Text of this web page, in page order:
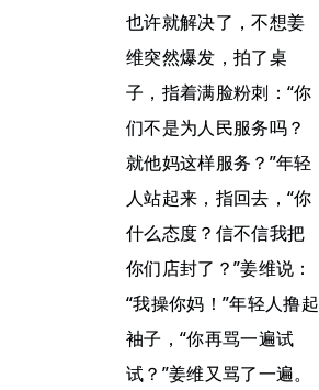
也许就解决了，不想姜
维突然爆发，拍了桌
子，指着满脸粉刺：“你
们不是为人民服务吗？
就他妈这样服务？”年轻
人站起来，指回去，“你
什么态度？信不信我把
你们店封了？”姜维说：
“我操你妈！”年轻人撸起
袖子，“你再骂一遍试
试？”姜维又骂了一遍。